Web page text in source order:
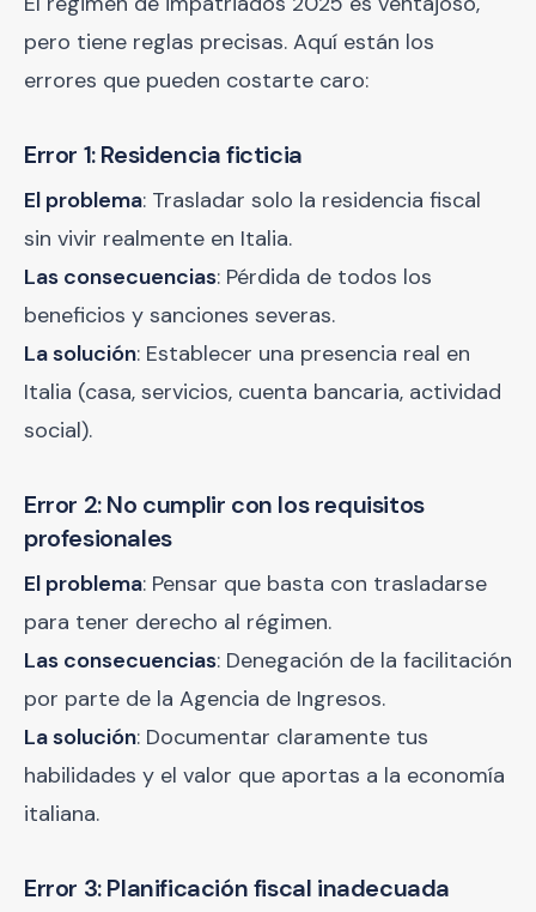
pero tiene reglas precisas. Aquí están los
errores que pueden costarte caro:
Error 1: Residencia ficticia
El problema: Trasladar solo la residencia fiscal
sin vivir realmente en Italia.
Las consecuencias: Pérdida de todos los
beneficios y sanciones severas.
La solución: Establecer una presencia real en
Italia (casa, servicios, cuenta bancaria, actividad
social).
Error 2: No cumplir con los requisitos
profesionales
El problema: Pensar que basta con trasladarse
para tener derecho al régimen.
Las consecuencias: Denegación de la facilitación
por parte de la Agencia de Ingresos.
La solución: Documentar claramente tus
habilidades y el valor que aportas a la economía
italiana.
Error 3: Planificación fiscal inadecuada